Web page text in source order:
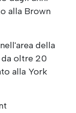
alla Brown
della
da oltre 20
alla York